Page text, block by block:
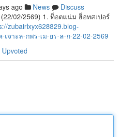
ago News
Discuss
(22/02/2569) 1. ท็อตแน่ม ฮ็อทสเปอร์
zubairlxyx628829.blog-
เจาะล-กพร-เม-ยร-ล-ก-22-02-2569